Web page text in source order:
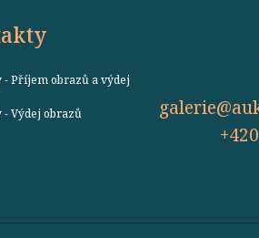
- Příjem obrazů a výdej
- Výdej obrazů